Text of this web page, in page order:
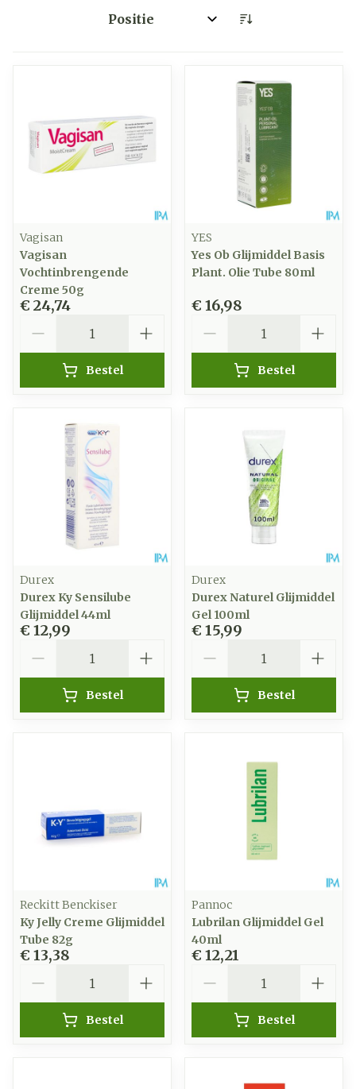
Sorteer op:
Vagisan
Vagisan
Vochtinbrengende
Creme 50g
€ 24,74
Bestel
YES
Yes Ob Glijmiddel Basis
Plant. Olie Tube 80ml
€ 16,98
Bestel
Durex
Durex Ky Sensilube
Glijmiddel 44ml
€ 12,99
Bestel
Durex
Durex Naturel Glijmiddel
Gel 100ml
€ 15,99
Bestel
Reckitt Benckiser
Ky Jelly Creme Glijmiddel
Tube 82g
€ 13,38
Bestel
Pannoc
Lubrilan Glijmiddel Gel
40ml
€ 12,21
Bestel